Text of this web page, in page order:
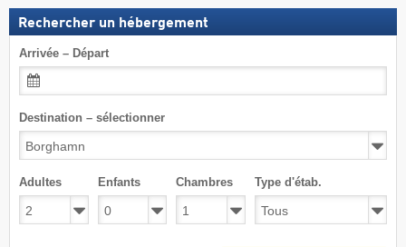
Rechercher un hébergement
Arrivée – Départ
Destination – sélectionner
Adultes Enfants Chambres Type d'étab.